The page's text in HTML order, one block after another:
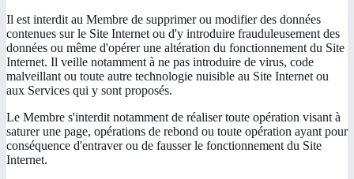
Il est interdit au Membre de supprimer ou modifier des données
contenues sur le Site Internet ou d'y introduire frauduleusement des
données ou même d'opérer une altération du fonctionnement du Site
Internet. Il veille notamment à ne pas introduire de virus, code
malveillant ou toute autre technologie nuisible au Site Internet ou
aux Services qui y sont proposés.
Le Membre s'interdit notamment de réaliser toute opération visant à
saturer une page, opérations de rebond ou toute opération ayant pour
conséquence d'entraver ou de fausser le fonctionnement du Site
Internet.